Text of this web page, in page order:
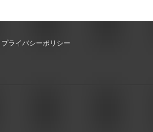
プライバシーポリシー